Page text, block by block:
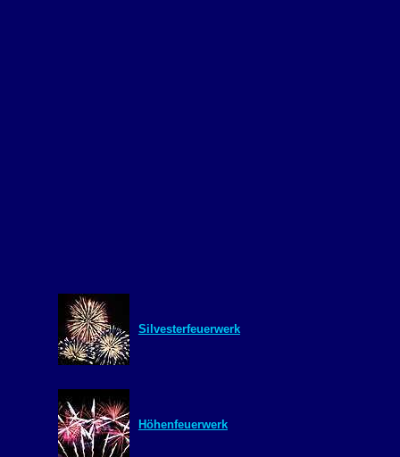
Silvesterfeuerwerk
Höhenfeuerwerk